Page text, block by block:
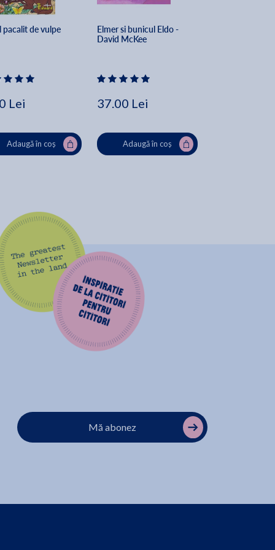
pacalit de vulpe
Lei
Adaugă în coș
Elmer si bunicul Eldo -
David McKee
37.00 Lei
Adaugă în coș
Mă abonez